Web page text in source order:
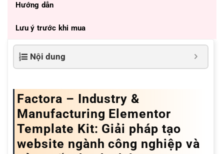
Hướng dẫn
Lưu ý trước khi mua
Nội dung
Factora – Industry &
Manufacturing Elementor
Template Kit: Giải pháp tạo
website ngành công nghiệp và